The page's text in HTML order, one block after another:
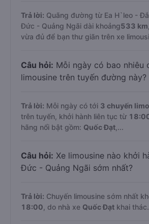
Trả lời: Quãng đường từ Ea H`leo -
Đức - Quảng Ngãi dài khoảng533 km
vừa đủ để bạn thư giãn trên xe
Câu hỏi: Mỗi ngày có bao nhiêu
limousine trên tuyến đường này?
Trả lời: Mỗi ngày có tới 3 chuyến
trên tuyến, khởi hành liên tục từ
hãng nổi bật gồm: Quốc Đạt ,...
Câu hỏi: Xe limousine nào khởi
Đức - Quảng Ngãi sớm nhất?
Trả lời: Chuyến limousine sớm nhất
18:00 , do nhà xe Quốc Đạt khai thác.